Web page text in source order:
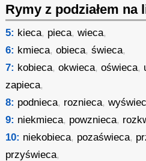
Rymy z podziałem na
5: kieca, pieca,wieca,
6: kmieca,obieca,świeca,
7: kobieca,okwieca,oświeca,
zapieca,
8: podnieca, roznieca,
9: niekmieca, powznieca,
10: niekobieca, pozaświeca,
przyświeca,